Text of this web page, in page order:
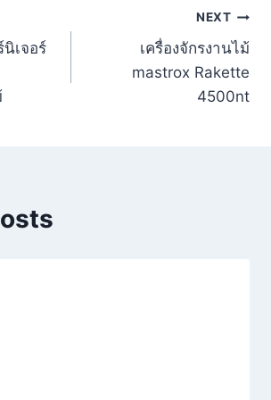
นิเจอร์
NEXT
เครื่องจักรงานไม้
mastrox Rakette
4500nt